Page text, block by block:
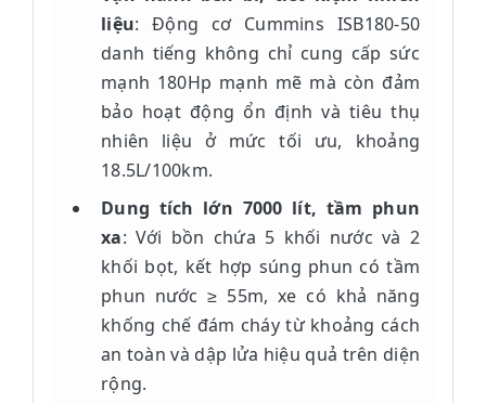
liệu: Động cơ Cummins ISB180-50
danh tiếng không chỉ cung cấp sức
mạnh 180Hp mạnh mẽ mà còn đảm
bảo hoạt động ổn định và tiêu thụ
nhiên liệu ở mức tối ưu, khoảng
18.5L/100km.
Dung tích lớn 7000 lít, tầm phun
xa: Với bồn chứa 5 khối nước và 2
khối bọt, kết hợp súng phun có tầm
phun nước ≥ 55m, xe có khả năng
khống chế đám cháy từ khoảng cách
an toàn và dập lửa hiệu quả trên diện
rộng.